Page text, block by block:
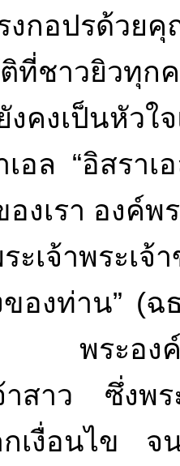
งกอปรด้วย
ที่ชาวยิวทุ
คงเป็นหัว
อล “อิสราเ
องเรา องค์
ระเจ้าพระ
องท่าน” (
พระองค์ท
าสาว ซึ่งพ
เงื่อนไข จ